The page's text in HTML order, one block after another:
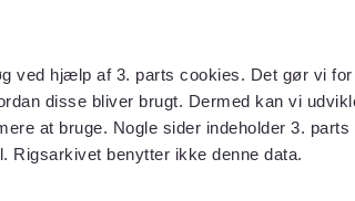
ved hjælp af 3. parts cookies. Det gør vi
disse bliver brugt. Dermed kan vi
at bruge. Nogle sider indeholder 3. parts
Rigsarkivet benytter ikke denne data.